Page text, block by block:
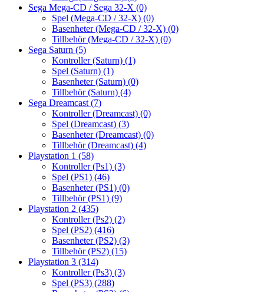
Sega Mega-CD / Sega 32-X (0)
Spel (Mega-CD / 32-X) (0)
Basenheter (Mega-CD / 32-X) (0)
Tillbehör (Mega-CD / 32-X) (0)
Sega Saturn (5)
Kontroller (Saturn) (1)
Spel (Saturn) (1)
Basenheter (Saturn) (0)
Tillbehör (Saturn) (4)
Sega Dreamcast (7)
Kontroller (Dreamcast) (0)
Spel (Dreamcast) (3)
Basenheter (Dreamcast) (0)
Tillbehör (Dreamcast) (4)
Playstation 1 (58)
Kontroller (Ps1) (3)
Spel (PS1) (46)
Basenheter (PS1) (0)
Tillbehör (PS1) (9)
Playstation 2 (435)
Kontroller (Ps2) (2)
Spel (PS2) (416)
Basenheter (PS2) (3)
Tillbehör (PS2) (15)
Playstation 3 (314)
Kontroller (Ps3) (3)
Spel (PS3) (288)